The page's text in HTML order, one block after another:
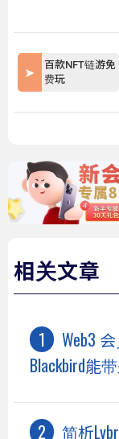
百款NFT链游免
费玩
相关文章
Web3
Blackbird能
简析